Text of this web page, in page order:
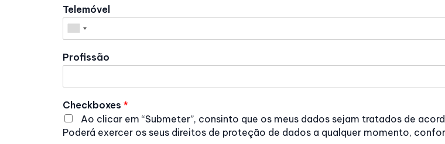
Telemóvel
Profissão
Checkboxes *
Ao clicar em “Submeter”, consinto que os meus dados sejam tratados de
Poderá exercer os seus direitos de proteção de dados a qualquer momento,